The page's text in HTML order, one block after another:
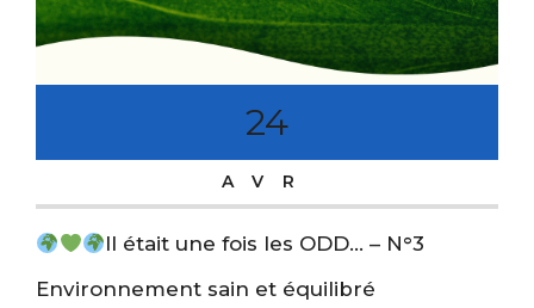
24
AVR
Il était une fois les ODD… – N°3
Environnement sain et équilibré